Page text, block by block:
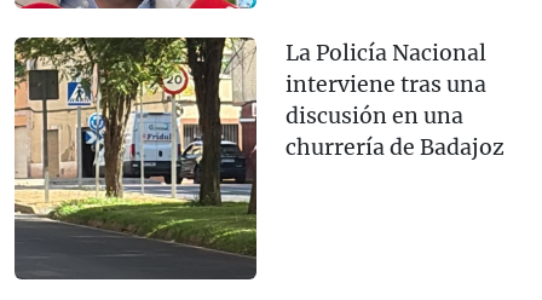
La Policía Nacional
interviene tras una
discusión en una
churrería de Badajoz